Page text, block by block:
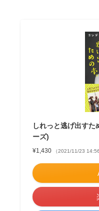
しれっと逃げ出すた
ーズ)
¥1,430 （2021/11/23